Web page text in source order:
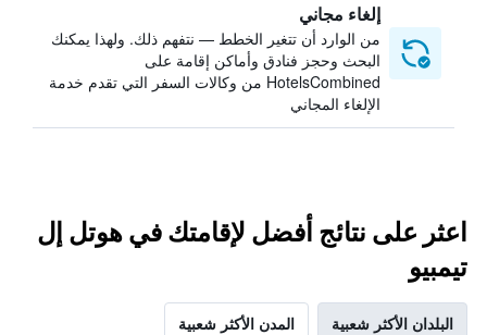
إلغاء مجاني
من الوارد أن تتغير الخطط — نتفهم ذلك. ولهذا يمكنك
البحث وحجز فنادق وأماكن إقامة على
HotelsCombined من وكالات السفر التي تقدم خدمة
الإلغاء المجاني
اعثر على نتائج أفضل لإقامتك في هوتل إل
تيمبيو
البلدان الأكثر شعبية المدن الأكثر شعبية